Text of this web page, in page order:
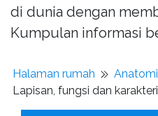
di dunia dengan
Kumpulan informasi
Halaman rumah
Lapisan, fungsi dan